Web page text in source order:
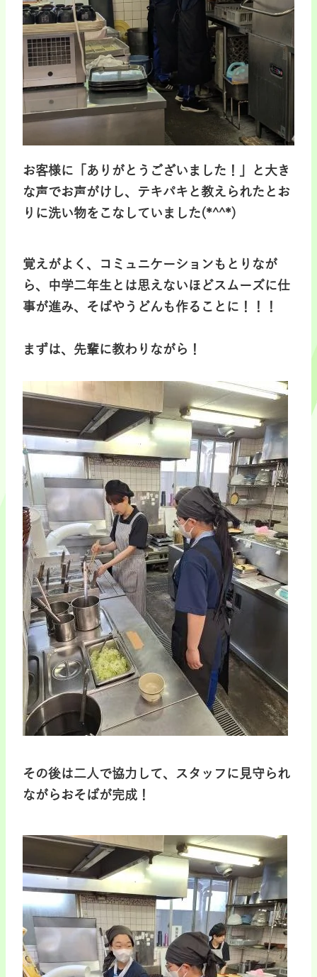
お客様に「ありがとうございました！」と大き
な声でお声がけし、テキパキと教えられたとお
りに洗い物をこなしていました(*^^*)
覚えがよく、コミュニケーションもとりなが
ら、中学二年生とは思えないほどスムーズに仕
事が進み、そばやうどんも作ることに！！！
まずは、先輩に教わりながら！
その後は二人で協力して、スタッフに見守られ
ながらおそばが完成！